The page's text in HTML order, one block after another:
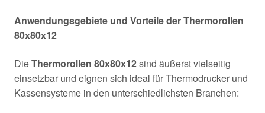
Anwendungsgebiete und Vorteile der Thermorollen
80x80x12
DieThermorollen 80x80x12sind äußerst vielseitig
einsetzbar und eignen sich ideal für Thermodrucker und
Kassensysteme in den unterschiedlichsten Branchen: